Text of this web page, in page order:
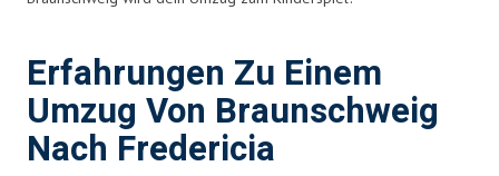
Erfahrungen Zu Einem
Umzug Von Braunschweig
Nach Fredericia